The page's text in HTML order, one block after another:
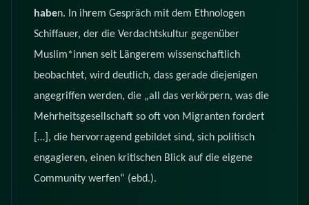
haben. In ihrem Gespräch mit dem Ethnologen
Schiffauer, der die Verdachtskultur gegenüber
Muslim*innen seit Längerem wissenschaftlich
beobachtet, wird deutlich, dass gerade diejenigen
angegriffen werden, die „all das verkörpern, was die
Mehrheitsgesellschaft so oft von Migranten fordert
[…], die hervorragend gebildet sind, sich politisch
engagieren, einen kritischen Blick auf die eigene
Community werfen“ (ebd.).